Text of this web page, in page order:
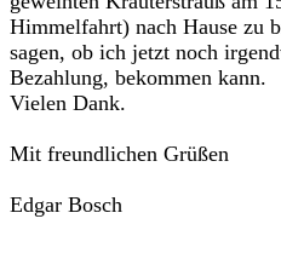
Himmelfahrt) nach Hause zu
sagen, ob ich jetzt noch
Bezahlung, bekommen kann.
Vielen Dank.
Mit freundlichen Grüßen
Edgar Bosch